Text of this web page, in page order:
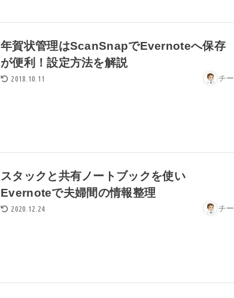
年賀状管理はScanSnapでEvernoteへ保存
が便利！設定方法を解説
2018.10.11 チー
スタックと共有ノートブックを使い
Evernoteで夫婦間の情報整理
2020.12.24 チー